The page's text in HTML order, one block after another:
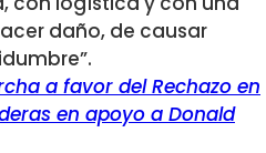
daño, de causar
a favor del Rechazo en
en apoyo a Donald